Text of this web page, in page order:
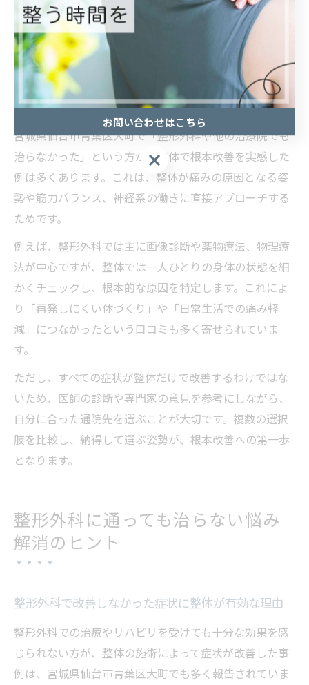
効果を高めるための対策
施術者と症状・経過をしっかり共有する
指導されたストレッチや体操を自宅でも継続する
生活習慣や姿勢の見直しを行う
他院と比較した整体の根本改善力を解説
宮城県仙台市青葉区大町で「整形外科や他の治療院でも
治らなかった」という方が、整体で根本改善を実感した
例は多くあります。これは、整体が痛みの原因となる姿
勢や筋力バランス、神経系の働きに直接アプローチする
ためです。
例えば、整形外科では主に画像診断や薬物療法、物理療
法が中心ですが、整体では一人ひとりの身体の状態を細
かくチェックし、根本的な原因を特定します。これによ
り「再発しにくい体づくり」や「日常生活での痛み軽
減」につながったという口コミも多く寄せられていま
す。
ただし、すべての症状が整体だけで改善するわけではな
いため、医師の診断や専門家の意見を参考にしながら、
自分に合った通院先を選ぶことが大切です。複数の選択
肢を比較し、納得して選ぶ姿勢が、根本改善への第一歩
となります。
整形外科に通っても治らない悩み
解消のヒント
整形外科で改善しなかった症状に整体が有効な理由
整形外科での治療やリハビリを受けても十分な効果を感
じられない方が、整体の施術によって症状が改善した事
例は、宮城県仙台市青葉区大町でも多く報告されていま
お問い合わせはこちら